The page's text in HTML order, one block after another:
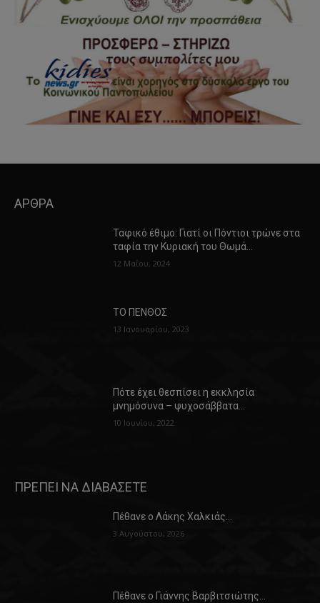
ΑΡΘΡΑ
Ταφικό έθιμο: Γιατί οι Πόντιοι τρώνε στα
ταφία την Κυριακή του Θωμά…
12 Μαΐου, 2024
ΤΟ ΠΕΝΘΟΣ
13 Ιανουαρίου, 2023
Πότε έχει θεσπίσει η εκκλησία
μνημόσυνα – ψυχοσάββατα…
10 Ιουνίου, 2022
ΠΡΕΠΕΙ ΝΑ ΔΙΑΒΑΣΕΤΕ
Πέθανε ο Λάκης Χαλκιάς…
3 Αυγούστου, 2026
Πέθανε ο Γιάννης Βαρβιτσιώτης…